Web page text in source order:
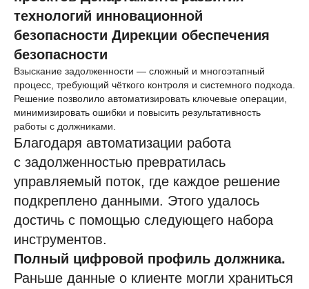
технологий инновационной
безопасности Дирекции обеспечения
безопасности
Взыскание задолженности — сложный и многоэтапный
процесс, требующий чёткого контроля и системного подхода.
Решение позволило автоматизировать ключевые операции,
минимизировать ошибки и повысить результативность
работы с должниками.
Благодаря автоматизации работа
с задолженностью превратилась
управляемый поток, где каждое решение
подкреплено данными. Этого удалось
достичь с помощью следующего набора
инструментов.
Полный цифровой профиль должника.
Раньше данные о клиенте могли храниться